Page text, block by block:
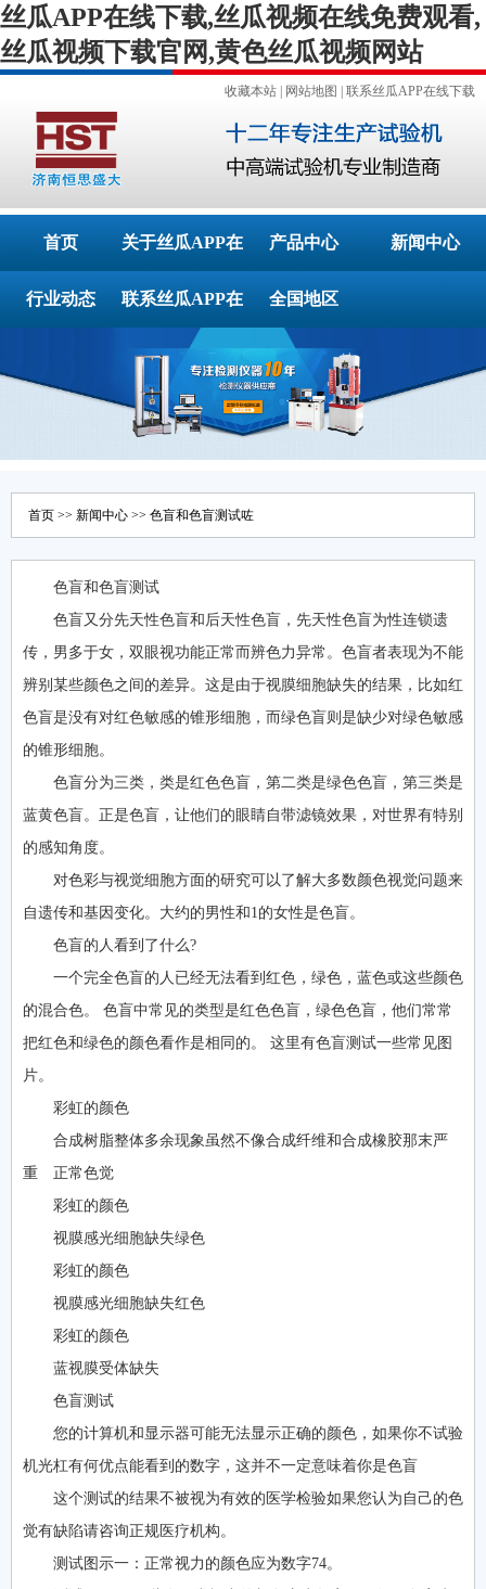
丝瓜APP在线下载,丝瓜视频在线免费观看,
丝瓜视频下载官网,黄色丝瓜视频网站
收藏本站 网站地图 联系丝瓜APP在线下载
首页 关于丝瓜APP在
线下载
产品中心 新闻中心
行业动态 联系丝瓜APP在
线下载
全国地区
首页 >> 新闻中心 >> 色盲和色盲测试咗
色盲和色盲测试
色盲又分先天性色盲和后天性色盲，先天性色盲为性连锁遗
传，男多于女，双眼视功能正常而辨色力异常。色盲者表现为不能
辨别某些颜色之间的差异。这是由于视膜细胞缺失的结果，比如红
色盲是没有对红色敏感的锥形细胞，而绿色盲则是缺少对绿色敏感
的锥形细胞。
色盲分为三类，类是红色色盲，第二类是绿色色盲，第三类是
蓝黄色盲。正是色盲，让他们的眼睛自带滤镜效果，对世界有特别
的感知角度。
对色彩与视觉细胞方面的研究可以了解大多数颜色视觉问题来
自遗传和基因变化。大约的男性和1的女性是色盲。
色盲的人看到了什么?
一个完全色盲的人已经无法看到红色，绿色，蓝色或这些颜色
的混合色。 色盲中常见的类型是红色色盲，绿色色盲，他们常常
把红色和绿色的颜色看作是相同的。 这里有色盲测试一些常见图
片。
彩虹的颜色
合成树脂整体多余现象虽然不像合成纤维和合成橡胶那末严
重 正常色觉
彩虹的颜色
视膜感光细胞缺失绿色
彩虹的颜色
视膜感光细胞缺失红色
彩虹的颜色
蓝视膜受体缺失
色盲测试
您的计算机和显示器可能无法显示正确的颜色，如果你不试验
机光杠有何优点能看到的数字，这并不一定意味着你是色盲
这个测试的结果不被视为有效的医学检验如果您认为自己的色
觉有缺陷请咨询正规医疗机构。
测试图示一：正常视力的颜色应为数字74。